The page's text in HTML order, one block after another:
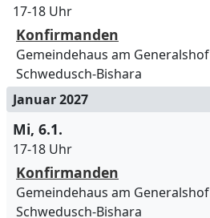
17-18 Uhr
Konfirmanden
Gemeindehaus am Generalshof
Schwedusch-Bishara
Januar 2027
Mi, 6.1.
17-18 Uhr
Konfirmanden
Gemeindehaus am Generalshof
Schwedusch-Bishara